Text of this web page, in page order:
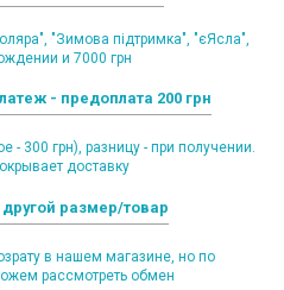
"Зимова підтримка", "єЯсла",
и 7000 грн
- предоплата 200 грн
- 300 грн), разницу - при получении.
доставку
размер/товар
в нашем магазине, но по
рассмотреть обмен